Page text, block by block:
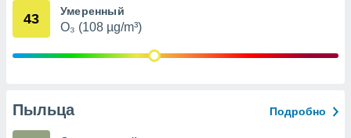
веб-
и
файлов
43 Умеренный
O₃ (108 µg/m³)
Пыльца Подробно